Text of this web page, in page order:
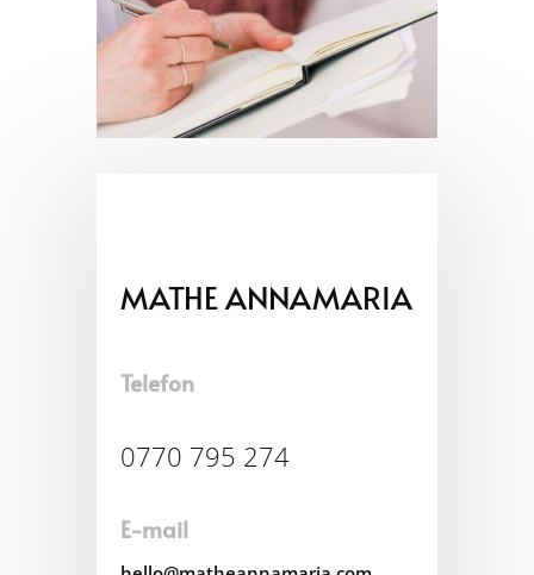
MATHE ANNAMARIA
Telefon
0770 795 274
E-mail